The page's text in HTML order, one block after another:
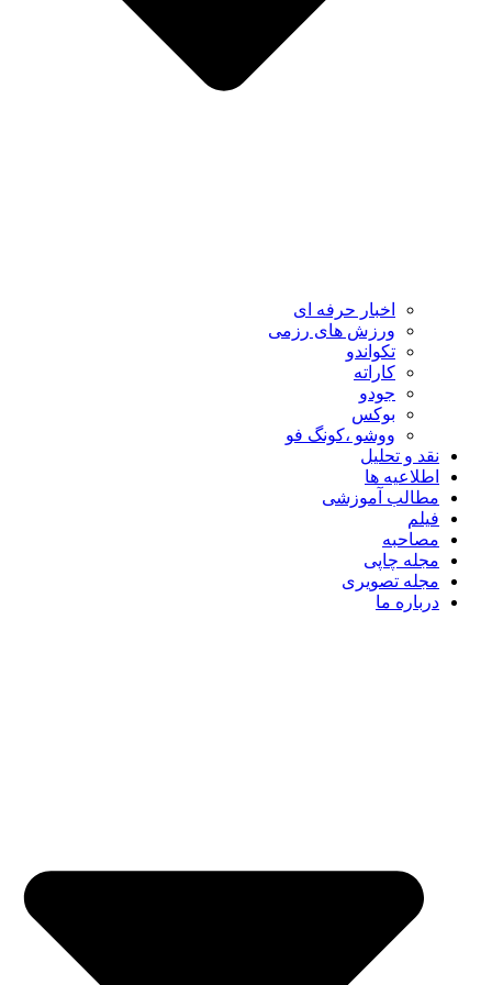
اخبار حرفه ای
ورزش های رزمی
تکواندو
کاراته
جودو
بوکس
ووشو ،کونگ فو
نقد و تحلیل
اطلاعیه ها
مطالب آموزشی
فیلم
مصاحبه
مجله چاپی
مجله تصویری
درباره ما